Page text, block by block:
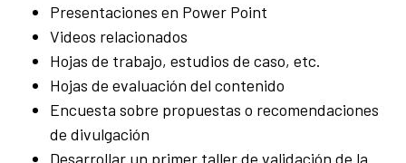
Presentaciones en Power Point
Videos relacionados
Hojas de trabajo, estudios de caso, etc.
Hojas de evaluación del contenido
Encuesta sobre propuestas o recomendaciones
de divulgación
Desarrollar un primer taller de validación de la